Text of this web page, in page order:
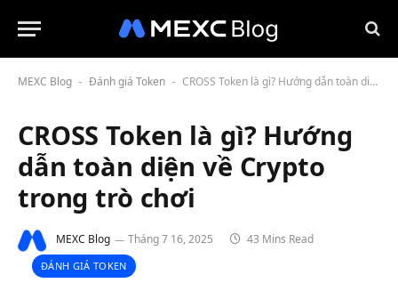
MEXC Blog - Đánh giá Token - CROSS Token là gì? Hướng dẫn toàn diện về Crypto trong trò chơi
CROSS Token là gì? Hướng
dẫn toàn diện về Crypto
trong trò chơi
MEXC Blog Tháng 7 16, 2025 43 Mins Read
ĐÁNH GIÁ TOKEN